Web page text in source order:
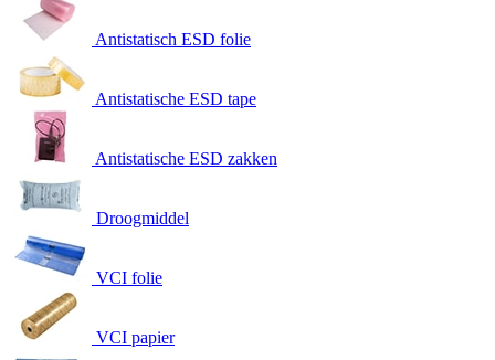
Antistatisch ESD folie
Antistatische ESD tape
Antistatische ESD zakken
Droogmiddel
VCI folie
VCI papier